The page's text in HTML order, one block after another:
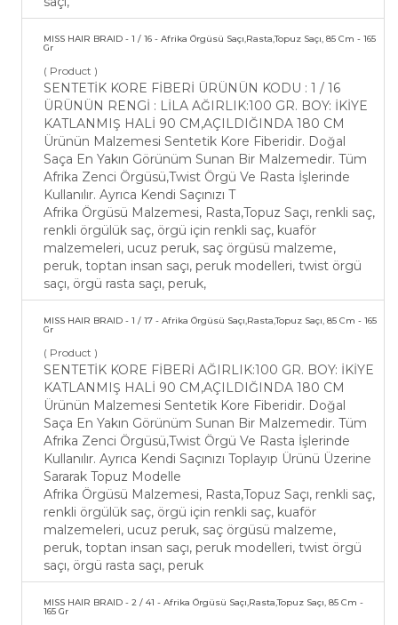
MISS HAIR BRAID - 1 / 16 - Afrika Örgüsü Saçı,Rasta,Topuz Saçı, 85 Cm - 165
Gr
( Product )
SENTETİK KORE FİBERİ ÜRÜNÜN KODU : 1 / 16
ÜRÜNÜN RENGİ : LİLA AĞIRLIK:100 GR. BOY: İKİYE
KATLANMIŞ HALİ 90 CM,AÇILDIĞINDA 180 CM
Ürünün Malzemesi Sentetik Kore Fiberidir. Doğal
Saça En Yakın Görünüm Sunan Bir Malzemedir. Tüm
Afrika Zenci Örgüsü,Twist Örgü Ve Rasta İşlerinde
Kullanılır. Ayrıca Kendi Saçınızı T
Afrika Örgüsü Malzemesi, Rasta,Topuz Saçı, renkli saç,
renkli örgülük saç, örgü için renkli saç, kuaför
malzemeleri, ucuz peruk, saç örgüsü malzeme,
peruk, toptan insan saçı, peruk modelleri, twist örgü
saçı, örgü rasta saçı, peruk,
MISS HAIR BRAID - 1 / 17 - Afrika Örgüsü Saçı,Rasta,Topuz Saçı, 85 Cm - 165
Gr
( Product )
SENTETİK KORE FİBERİ AĞIRLIK:100 GR. BOY: İKİYE
KATLANMIŞ HALİ 90 CM,AÇILDIĞINDA 180 CM
Ürünün Malzemesi Sentetik Kore Fiberidir. Doğal
Saça En Yakın Görünüm Sunan Bir Malzemedir. Tüm
Afrika Zenci Örgüsü,Twist Örgü Ve Rasta İşlerinde
Kullanılır. Ayrıca Kendi Saçınızı Toplayıp Ürünü Üzerine
Sararak Topuz Modelle
Afrika Örgüsü Malzemesi, Rasta,Topuz Saçı, renkli saç,
renkli örgülük saç, örgü için renkli saç, kuaför
malzemeleri, ucuz peruk, saç örgüsü malzeme,
peruk, toptan insan saçı, peruk modelleri, twist örgü
saçı, örgü rasta saçı, peruk
MISS HAIR BRAID - 2 / 41 - Afrika Örgüsü Saçı,Rasta,Topuz Saçı, 85 Cm -
165 Gr